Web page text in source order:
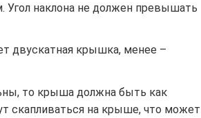
Угол наклона не должен превышать
двускатная крышка, менее –
то крыша должна быть как
скапливаться на крыше, что может